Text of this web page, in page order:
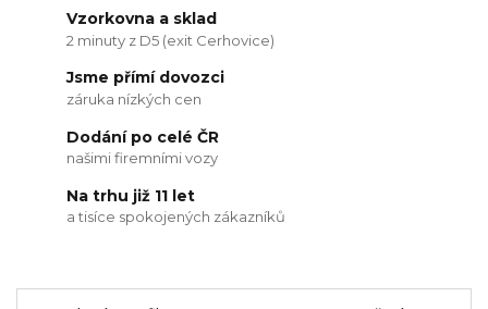
Vzorkovna a sklad
2 minuty z D5 (exit Cerhovice)
Jsme přímí dovozci
záruka nízkých cen
Dodání po celé ČR
našimi firemními vozy
Na trhu již 11 let
a tisíce spokojených zákazníků